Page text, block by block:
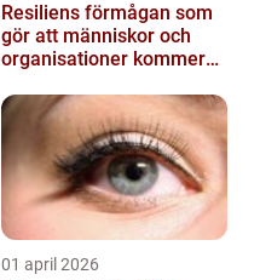
Resiliens förmågan som
gör att människor och
organisationer kommer
01 april 2026